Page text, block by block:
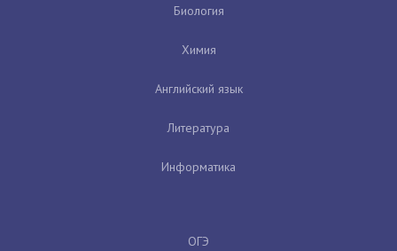
Биология
Химия
Английский язык
Литература
Информатика
ОГЭ